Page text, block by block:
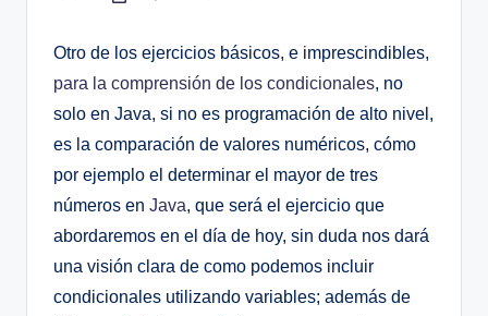
Otro de los ejercicios básicos, e imprescindibles,
para la comprensión de los condicionales, no
solo en Java, si no es programación de alto nivel,
es la comparación de valores numéricos, cómo
por ejemplo el determinar el mayor de tres
números en Java, que será el ejercicio que
abordaremos en el día de hoy, sin duda nos dará
una visión clara de como podemos incluir
condicionales utilizando variables; además de